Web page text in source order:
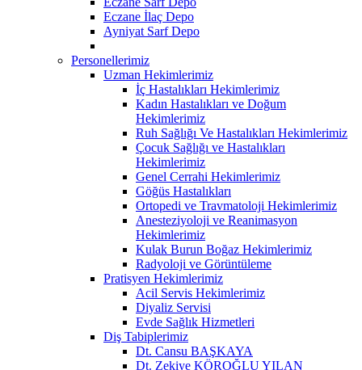
Eczane İlaç Depo
Ayniyat Sarf Depo
Personellerimiz
Uzman Hekimlerimiz
İç Hastalıkları Hekimlerimiz
Kadın Hastalıkları ve Doğum
Hekimlerimiz
Ruh Sağlığı Ve Hastalıkları Hekimlerimiz
Çocuk Sağlığı ve Hastalıkları
Hekimlerimiz
Genel Cerrahi Hekimlerimiz
Göğüs Hastalıkları
Ortopedi ve Travmatoloji Hekimlerimiz
Anesteziyoloji ve Reanimasyon
Hekimlerimiz
Kulak Burun Boğaz Hekimlerimiz
Radyoloji ve Görüntüleme
Pratisyen Hekimlerimiz
Acil Servis Hekimlerimiz
Diyaliz Servisi
Evde Sağlık Hizmetleri
Diş Tabiplerimiz
Dt. Cansu BAŞKAYA
Dt. Zekiye KÖROĞLU YILAN